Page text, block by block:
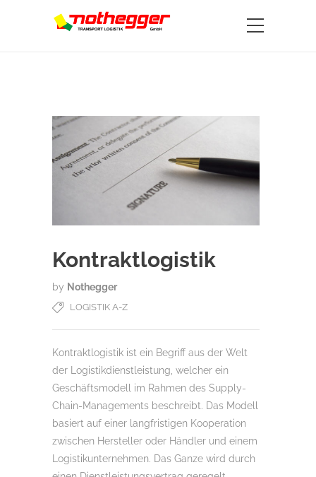
Kontraktlogistik
by Nothegger
LOGISTIK A-Z
Kontraktlogistik ist ein Begriff aus der Welt
der Logistikdienstleistung, welcher ein
Geschäftsmodell im Rahmen des Supply-
Chain-Managements beschreibt. Das Modell
basiert auf einer langfristigen Kooperation
zwischen Hersteller oder Händler und einem
Logistikunternehmen. Das Ganze wird durch